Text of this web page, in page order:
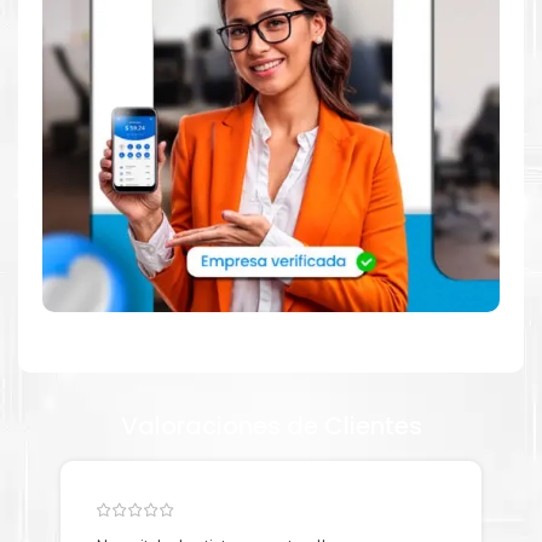
Tienda autorizada porLexmark. Descubre la mejor manera de
abastecerte de
Toner Lexmark 75M40Y0 Amarillo para
impresoras Lexmark 531 632 532 635. Ofrecemos una amplia
selección de productos originales que garantizan un rendimiento
óptimo y duradero para tus necesidades de impresión.
¿Qué hay en la caja?
Cartuchos de Toner Lexmark 75M40Y0 Amarillooriginal y Guía
de reciclaje.
Más información: